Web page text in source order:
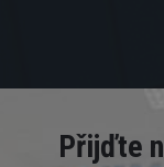
Přijďte